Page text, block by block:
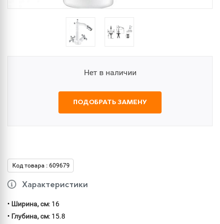
Нет в наличии
ПОДОБРАТЬ ЗАМЕНУ
Код товара : 609679
Характеристики
• Ширина, см: 16
• Глубина, см: 15.8